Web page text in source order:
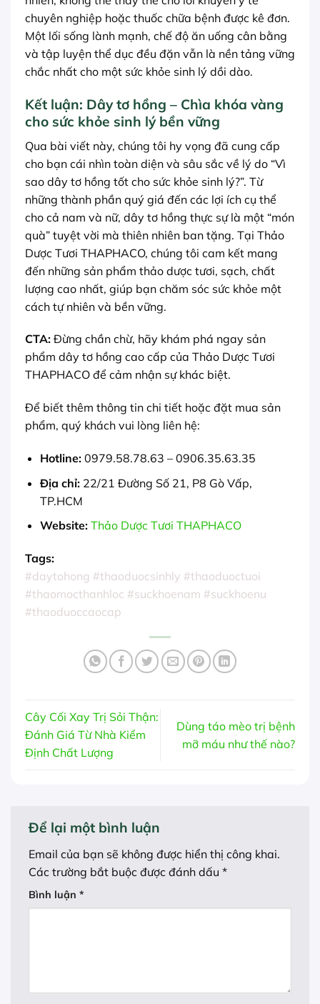
chuyên nghiệp hoặc thuốc chữa bệnh được kê đơn.
Một lối sống lành mạnh, chế độ ăn uống cân bằng
và tập luyện thể dục đều đặn vẫn là nền tảng vững
chắc nhất cho một sức khỏe sinh lý dồi dào.
Kết luận: Dây tơ hồng – Chìa khóa vàng
cho sức khỏe sinh lý bền vững
Qua bài viết này, chúng tôi hy vọng đã cung cấp
cho bạn cái nhìn toàn diện và sâu sắc về lý do “Vì
sao dây tơ hồng tốt cho sức khỏe sinh lý?”. Từ
những thành phần quý giá đến các lợi ích cụ thể
cho cả nam và nữ, dây tơ hồng thực sự là một “món
quà” tuyệt vời mà thiên nhiên ban tặng. Tại Thảo
Dược Tươi THAPHACO, chúng tôi cam kết mang
đến những sản phẩm thảo dược tươi, sạch, chất
lượng cao nhất, giúp bạn chăm sóc sức khỏe một
cách tự nhiên và bền vững.
CTA: Đừng chần chừ, hãy khám phá ngay sản
phẩm dây tơ hồng cao cấp của Thảo Dược Tươi
THAPHACO để cảm nhận sự khác biệt.
Để biết thêm thông tin chi tiết hoặc đặt mua sản
phẩm, quý khách vui lòng liên hệ:
Hotline:0979.58.78.63 – 0906.35.63.35
Địa chỉ:22/21 Đường Số 21, P8 Gò Vấp,
TP.HCM
Website: Thảo Dược Tươi THAPHACO
Tags:
#daytohong #thaoduocsinhly #thaoduoctuoi
#thaomocthanhloc #suckhoenam #suckhoenu
#thaoduoccaocap
Cây Cối Xay Trị Sỏi Thận:
Đánh Giá Từ Nhà Kiểm
Định Chất Lượng
Dùng táo mèo trị bệnh
mỡ máu như thế nào?
Để lại một bình luận
Email của bạn sẽ không được hiển thị công khai.
Các trường bắt buộc được đánh dấu *
Bình luận *